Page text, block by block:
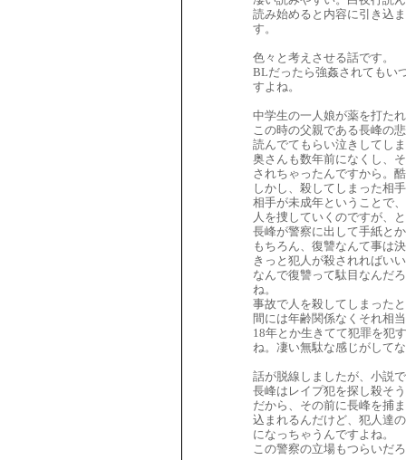
読み始めると内容に引き込
す。
色々と考えさせる話です。
BLだったら強姦されてもい
すよね。
中学生の一人娘が薬を打た
この時の父親である長峰の
読んでてもらい泣きしてし
奥さんも数年前になくし、
されちゃったんですから。
しかし、殺してしまった相
相手が未成年ということで
人を捜していくのですが、
長峰が警察に出して手紙と
もちろん、復讐なんて事は
きっと犯人が殺されればい
なんで復讐って駄目なんだ
ね。
事故で人を殺してしまった
間には年齢関係なくそれ相
18年とか生きてて犯罪を犯
ね。凄い無駄な感じがして
話が脱線しましたが、小説
長峰はレイプ犯を探し殺そ
だから、その前に長峰を捕
込まれるんだけど、犯人達
になっちゃうんですよね。
この警察の立場もつらいだ